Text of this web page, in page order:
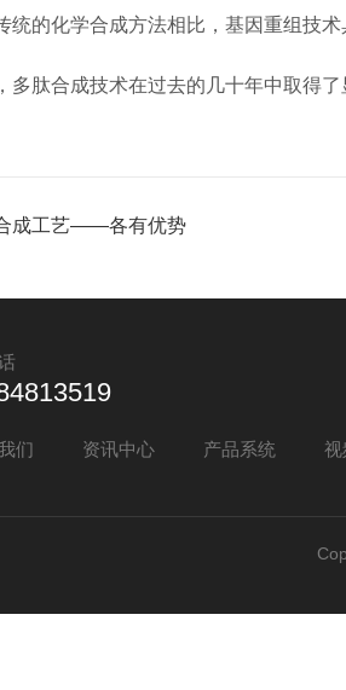
统的化学合成方法相比，基因重组技
合成技术在过去的几十年中取得了
成工艺——各有优势
们 资讯中心 产品系统 视